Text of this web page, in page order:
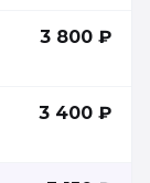
3 800 ₽
3 400 ₽